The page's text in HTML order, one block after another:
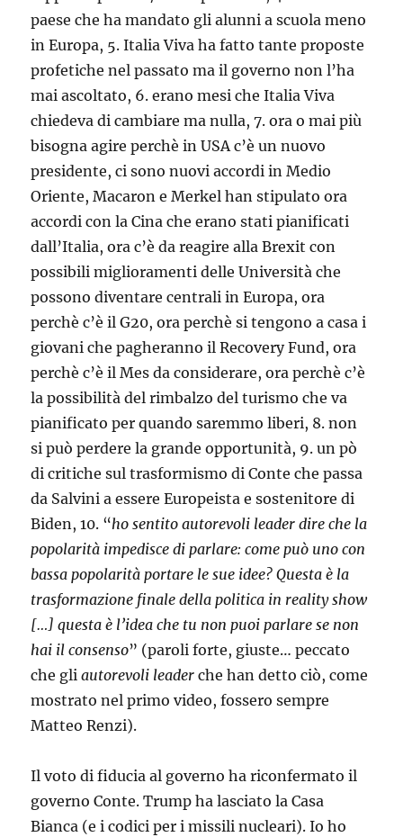
paese che ha mandato gli alunni a scuola meno
in Europa, 5. Italia Viva ha fatto tante proposte
profetiche nel passato ma il governo non l’ha
mai ascoltato, 6. erano mesi che Italia Viva
chiedeva di cambiare ma nulla, 7. ora o mai più
bisogna agire perchè in USA c’è un nuovo
presidente, ci sono nuovi accordi in Medio
Oriente, Macaron e Merkel han stipulato ora
accordi con la Cina che erano stati pianificati
dall’Italia, ora c’è da reagire alla Brexit con
possibili miglioramenti delle Università che
possono diventare centrali in Europa, ora
perchè c’è il G20, ora perchè si tengono a casa i
giovani che pagheranno il Recovery Fund, ora
perchè c’è il Mes da considerare, ora perchè c’è
la possibilità del rimbalzo del turismo che va
pianificato per quando saremmo liberi, 8. non
si può perdere la grande opportunità, 9. un pò
di critiche sul trasformismo di Conte che passa
da Salvini a essere Europeista e sostenitore di
Biden, 10. “ho sentito autorevoli leader dire che la
popolarità impedisce di parlare: come può uno con
bassa popolarità portare le sue idee? Questa è la
trasformazione finale della politica in reality show
[…] questa è l’idea che tu non puoi parlare se non
hai il consenso” (paroli forte, giuste… peccato
che gliautorevoli leader che han detto ciò, come
mostrato nel primo video, fossero sempre
Matteo Renzi).
Il voto di fiducia al governo ha riconfermato il
governo Conte. Trump ha lasciato la Casa
Bianca (e i codici per i missili nucleari). Io ho